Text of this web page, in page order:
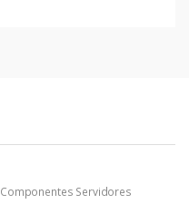
Componentes Servidores